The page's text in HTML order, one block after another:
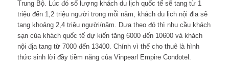
Trung Bộ. Lúc đó số lượng khách du lịch quốc tế sẽ tang từ 1
triệu đến 1,2 triệu người trong mỗi năm, khách du lịch nội địa sẽ
tang khoảng 2,4 triệu người/năm. Dựa theo đó thì nhu cầu khách
sạn của khách quốc tế dự kiến tăng 6000 đến 10600 và khách
nội địa tang từ 7000 đến 13400. Chính vì thế cho thuê là hình
thức sinh lời đầy tiềm năng của Vinpearl Empire Condotel.